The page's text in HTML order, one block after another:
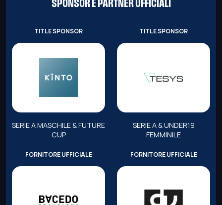
SPONSOR E PARTNER UFFICIALI
TITLE SPONSOR
SERIE A MASCHILE & FUTURE
CUP
TITLE SPONSOR
SERIE A & UNDER19
FEMMINILE
FORNITORE UFFICIALE FORNITORE UFFICIALE